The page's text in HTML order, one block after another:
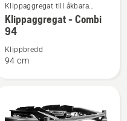
mer
information
Klippaggregat
Klippaggregat till åkbara
frontrotorklippare för
hemmabruk
Klippaggregat - Combi
94
Klippbredd
94 cm